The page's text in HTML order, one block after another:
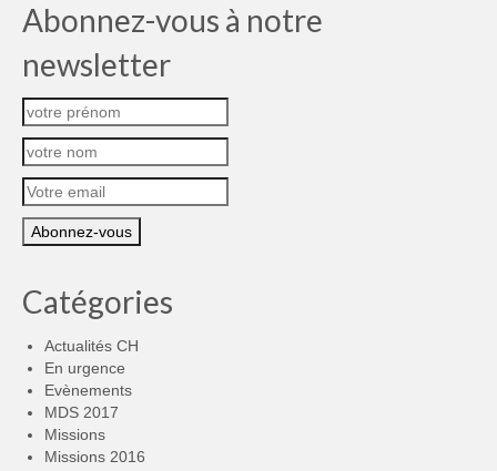
Abonnez-vous à notre
newsletter
Catégories
Actualités CH
En urgence
Evènements
MDS 2017
Missions
Missions 2016